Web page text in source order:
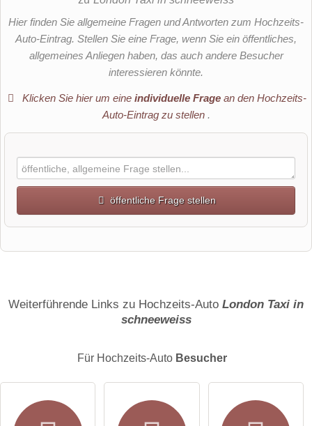
Hier finden Sie allgemeine Fragen und Antworten zum Hochzeits-
Auto-Eintrag. Stellen Sie eine Frage, wenn Sie ein öffentliches,
allgemeines Anliegen haben, das auch andere Besucher
interessieren könnte.
Klicken Sie hier um eine individuelle Fragean den Hochzeits-
Auto-Eintrag zu stellen .
öffentliche Frage stellen
E-Mail-Adresse (wird nicht veröffentlicht)
Weiterführende Links zu Hochzeits-Auto London Taxi in
schneeweiss
Für Hochzeits-Auto Besucher